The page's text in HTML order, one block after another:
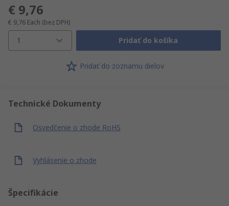
€ 9,76
€ 9,76 Each (bez DPH)
1 Pridať do košíka
Pridať do zoznamu dielov
Technické Dokumenty
Osvedčenie o zhode RoHS
Vyhlásenie o zhode
Špecifikácie